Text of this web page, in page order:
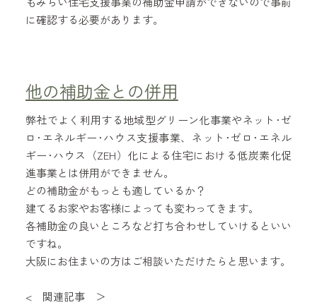
に確認する必要があります。
他の補助金との併用
弊社でよく利用する地域型グリーン化事業やネット･ゼ
ロ･エネルギー･ハウス支援事業、ネット･ゼロ･エネル
ギー･ハウス（ZEH）化による住宅における低炭素化促
進事業とは併用ができません。
どの補助金がもっとも適しているか？
建てるお家やお客様によっても変わってきます。
各補助金の良いところなど打ち合わせしていけるといい
ですね。
大阪にお住まいの方はご相談いただけたらと思います。
< 関連記事 ＞